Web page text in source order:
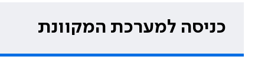
כניסה למערכת המקוונת